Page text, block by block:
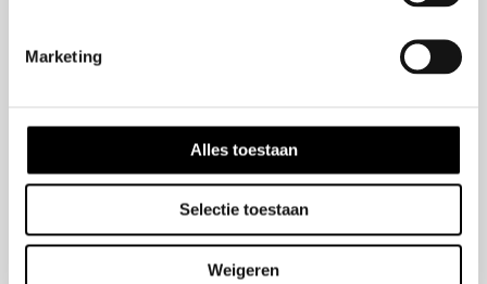
Marketing
Alles toestaan
Selectie toestaan
Weigeren
Pro-Shar offers high-performance paintballs and paintball
equipment, apparel, and accessories for competitive
players and serious enthusiasts around the world.